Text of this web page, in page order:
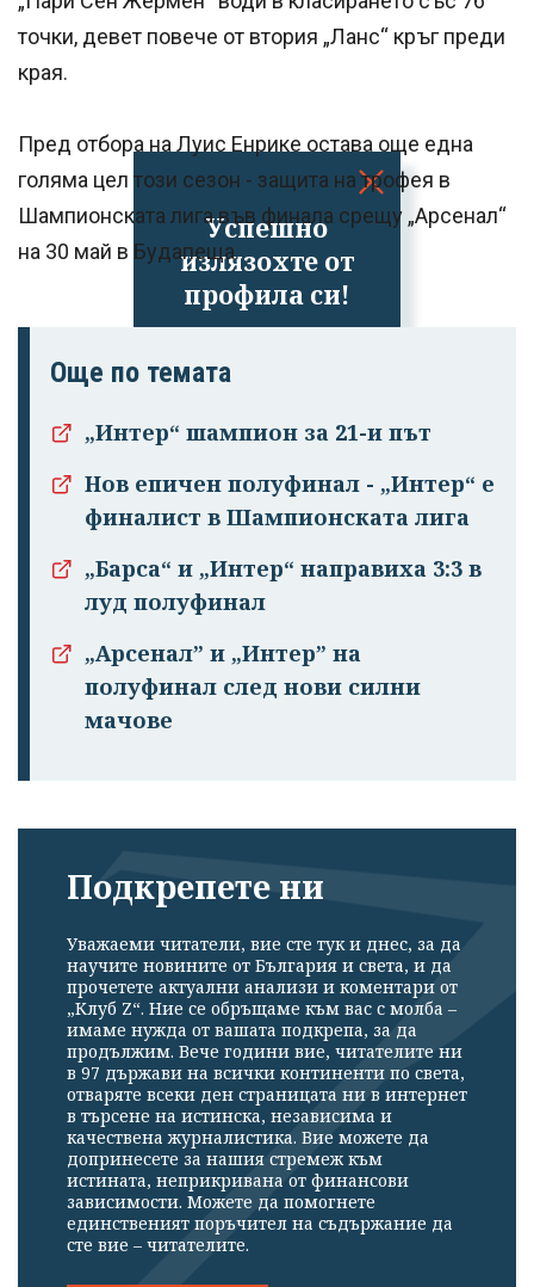
Успешно
излязохте от
профила си!
точки, девет повече от втория „Ланс“ кръг преди
края.
Пред отбора на Луис Енрике остава още една
голяма цел този сезон - защита на трофея в
Шампионската лига във финала срещу „Арсенал“
на 30 май в Будапеща.
Още по темата
„Интер“ шампион за 21-и път
Нов епичен полуфинал - „Интер“ е
финалист в Шампионската лига
„Барса“ и „Интер“ направиха 3:3 в
луд полуфинал
„Арсенал” и „Интер” на
полуфинал след нови силни
мачове
Подкрепете ни
Уважаеми читатели, вие сте тук и днес, за да
научите новините от България и света, и да
прочетете актуални анализи и коментари от
„Клуб Z“. Ние се обръщаме към вас с молба –
имаме нужда от вашата подкрепа, за да
продължим. Вече години вие, читателите ни
в 97 държави на всички континенти по света,
отваряте всеки ден страницата ни в интернет
в търсене на истинска, независима и
качествена журналистика. Вие можете да
допринесете за нашия стремеж към
истината, неприкривана от финансови
зависимости. Можете да помогнете
единственият поръчител на съдържание да
сте вие – читателите.